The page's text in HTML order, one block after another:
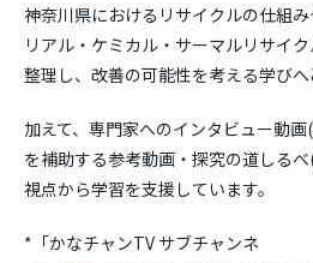
神奈川県におけるリサイクルの仕組
リアル・ケミカル・サーマルリサイ
整理し、改善の可能性を考える学びへ
加えて、専門家へのインタビュー動
を補助する参考動画・探究の道しる
視点から学習を支援しています。
*「かなチャンTV サブチャンネ